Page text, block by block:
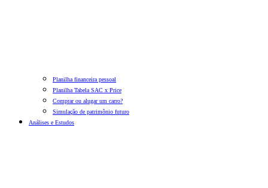
Planilha financeira pessoal
Planilha Tabela SAC x Price
Comprar ou alugar um carro?
Simulação de patrimônio futuro
Análises e Estudos